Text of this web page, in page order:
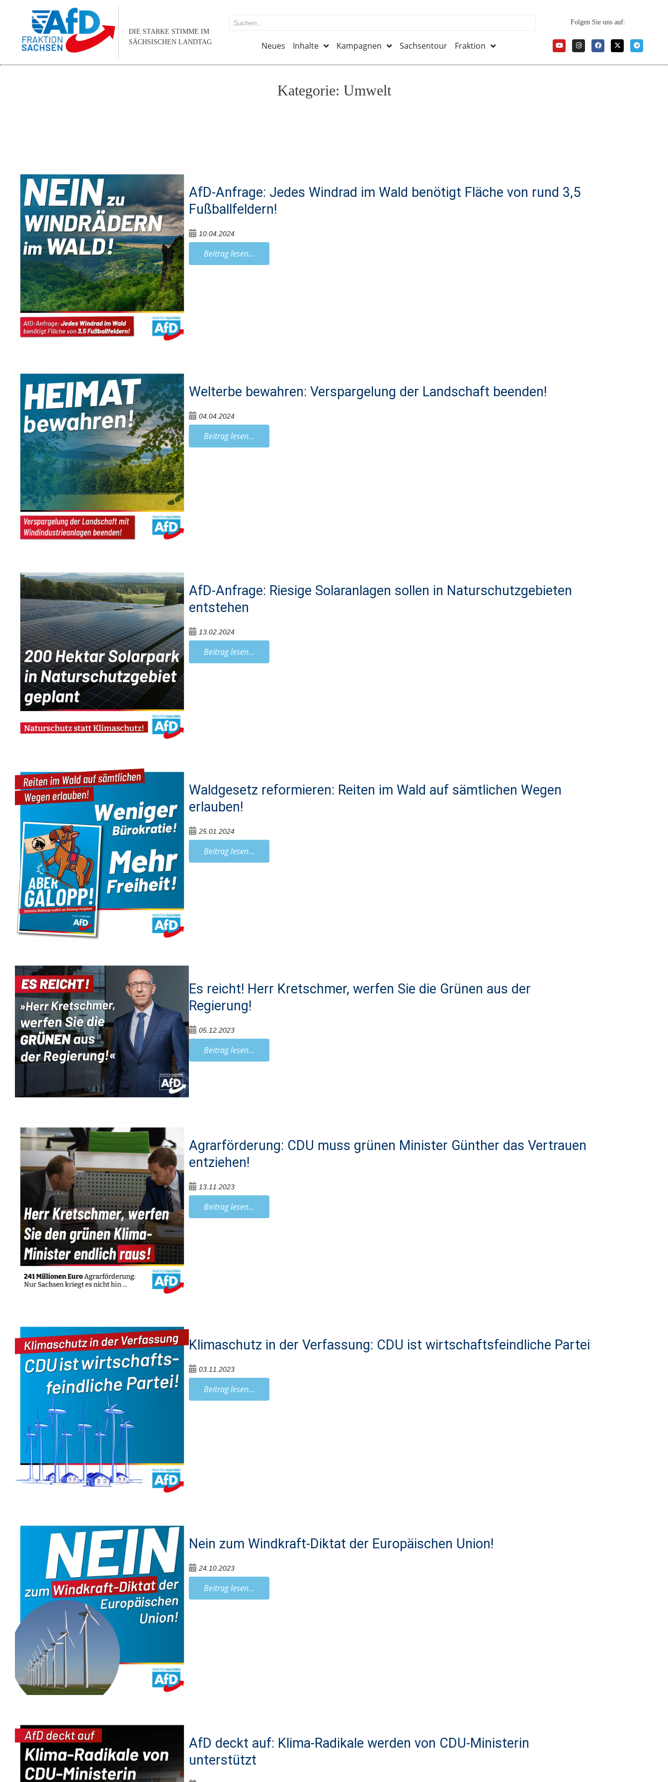
DIE STARKE STIMME IM
SÄCHSISCHEN LANDTAG
Neues Inhalte Kampagnen Sachsentour Fraktion
Folgen Sie uns auf:
Kategorie: Umwelt
AfD-Anfrage: Jedes Windrad im Wald benötigt Fläche von rund 3,5
Fußballfeldern!
10.04.2024
Beitrag lesen...
Welterbe bewahren: Verspargelung der Landschaft beenden!
04.04.2024
Beitrag lesen...
AfD-Anfrage: Riesige Solaranlagen sollen in Naturschutzgebieten
entstehen
13.02.2024
Beitrag lesen...
Waldgesetz reformieren: Reiten im Wald auf sämtlichen Wegen
erlauben!
25.01.2024
Beitrag lesen...
Es reicht! Herr Kretschmer, werfen Sie die Grünen aus der
Regierung!
05.12.2023
Beitrag lesen...
Agrarförderung: CDU muss grünen Minister Günther das Vertrauen
entziehen!
13.11.2023
Beitrag lesen...
Klimaschutz in der Verfassung: CDU ist wirtschaftsfeindliche Partei
03.11.2023
Beitrag lesen...
Nein zum Windkraft-Diktat der Europäischen Union!
24.10.2023
Beitrag lesen...
AfD deckt auf: Klima-Radikale werden von CDU-Ministerin
unterstützt